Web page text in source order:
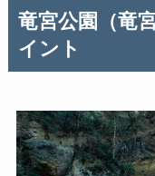
竜宮公園（竜
イント